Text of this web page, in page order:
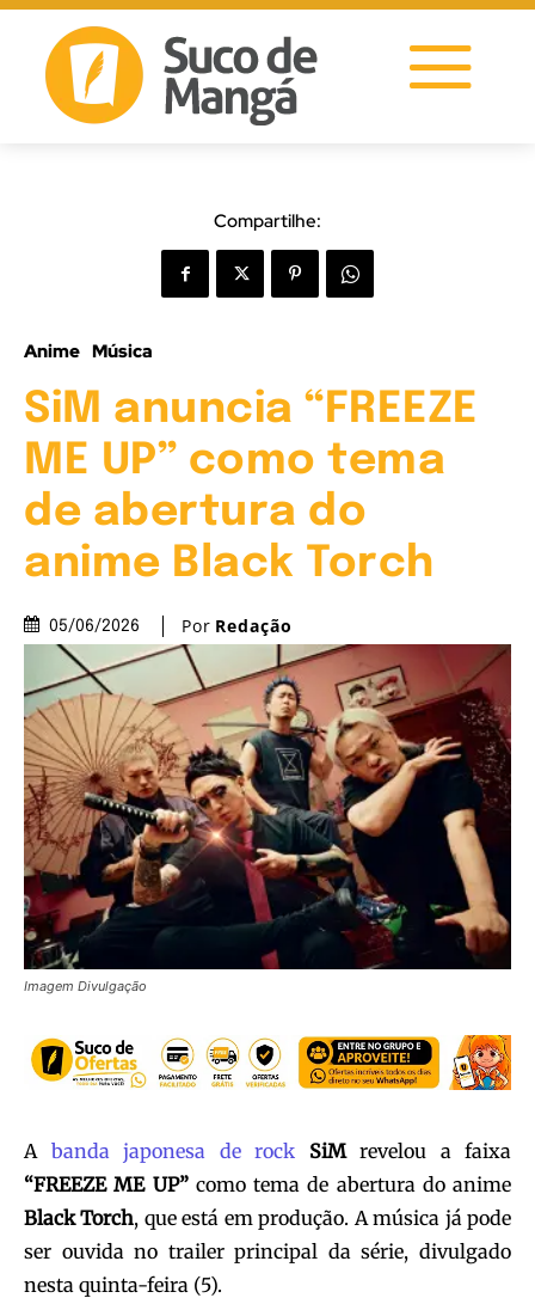
Compartilhe:
Anime Música
SiM anuncia “FREEZE
ME UP” como tema
de abertura do
anime Black Torch
05/06/2026 Por Redação
Imagem Divulgação
A banda japonesa de rock SiMrevelou a faixa
“FREEZE ME UP”como tema de abertura do anime
Black Torch, que está em produção. A música já pode
ser ouvida no trailer principal da série, divulgado
nesta quinta-feira (5).